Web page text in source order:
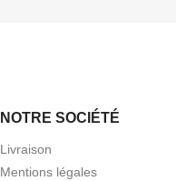
NOTRE SOCIÉTÉ
Livraison
Mentions légales